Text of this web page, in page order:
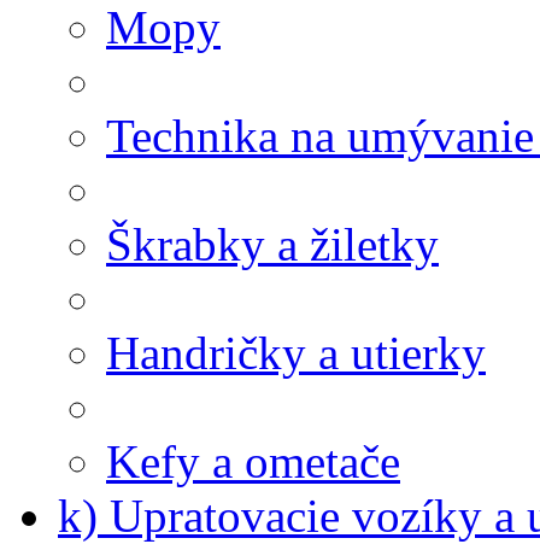
Mopy
Technika na
Škrabky a žiletky
Handričky a utierky
Kefy a ometače
k) Upratovacie vozíky a